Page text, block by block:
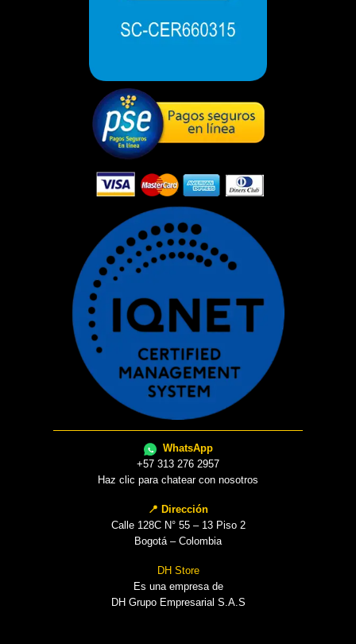
WhatsApp
+57 313 276 2957
Haz clic para chatear con nosotros
📍 Dirección
Calle 128C N° 55 – 13 Piso 2
Bogotá – Colombia
DH Store
Es una empresa de
DH Grupo Empresarial S.A.S